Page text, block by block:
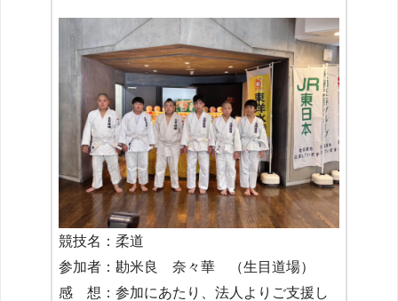
競技名：柔道
参加者：勘米良 奈々華 （生目道場）
感 想：参加にあたり、法人よりご支援し